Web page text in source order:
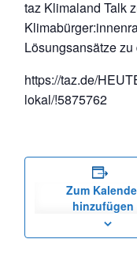
taz Klimaland Talk
Lösungsansätze
https://taz.de/
lokal/!5875762
Zum
hinzufügen